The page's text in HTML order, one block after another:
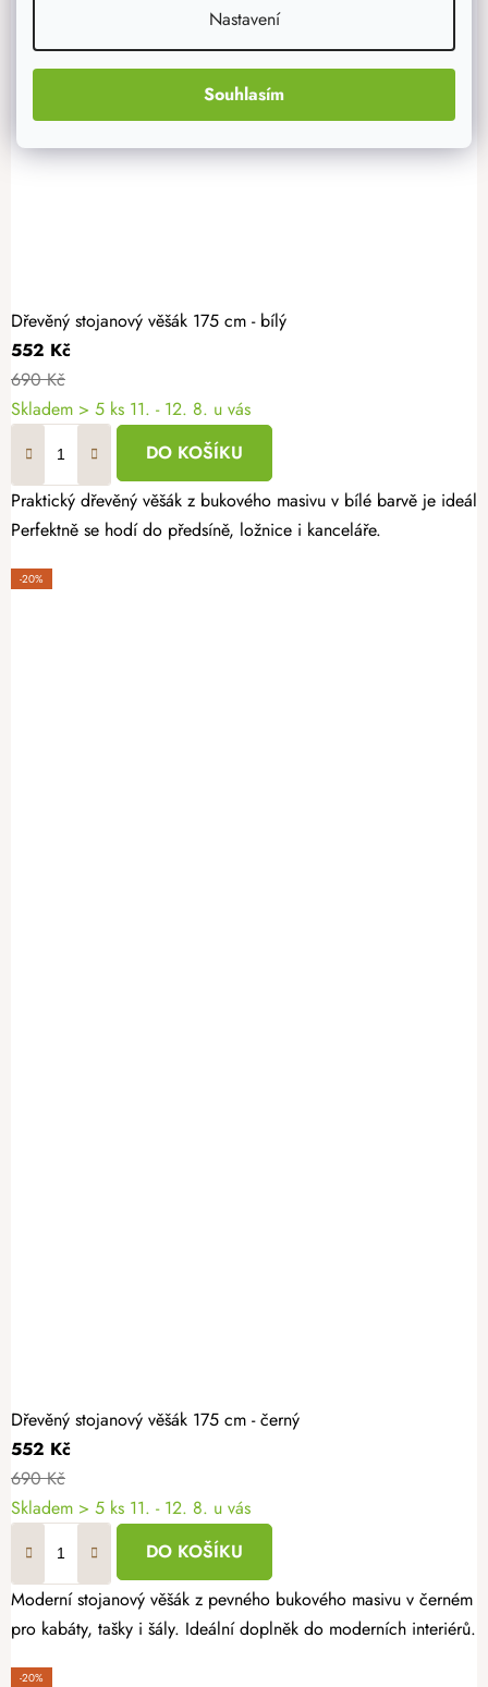
Nastavení
Souhlasím
Dřevěný stojanový věšák 175 cm - bílý
552 Kč
690 Kč
Skladem > 5 ks 11. - 12. 8. u vás
DO KOŠÍKU
Praktický dřevěný věšák z bukového masivu v bílé barvě je
Perfektně se hodí do předsíně, ložnice i kanceláře.
-20%
Dřevěný stojanový věšák 175 cm - černý
552 Kč
690 Kč
Skladem > 5 ks 11. - 12. 8. u vás
DO KOŠÍKU
Moderní stojanový věšák z pevného bukového masivu v
pro kabáty, tašky i šály. Ideální doplněk do moderních interiérů.
-20%